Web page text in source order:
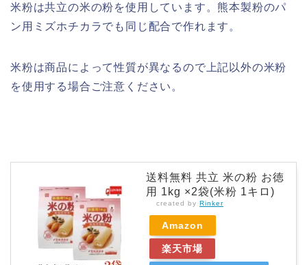
米粉は共立の米の粉を使用しています。熊本製粉のパ
ン用ミズホチカラでも同じ配合で作れます。
米粉は商品によって性質が異なるので上記以外の米粉
を使用する場合ご注意ください。
送料無料 共立 米の粉 お徳
用 1kg ×2袋(米粉 1キロ)
created by Rinker
Amazon
楽天市場